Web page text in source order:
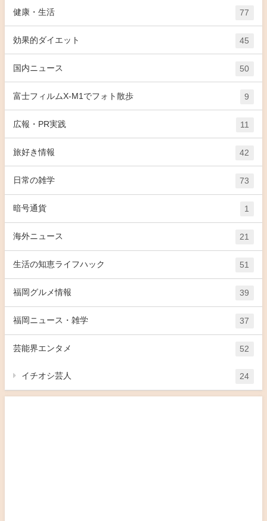
健康・生活 77
効果的ダイエット 45
国内ニュース 50
富士フィルムX-M1でフォト散歩 9
広報・PR実践 11
旅好き情報 42
日常の雑学 73
暗号通貨 1
海外ニュース 21
生活の知恵ライフハック 51
福岡グルメ情報 39
福岡ニュース・雑学 37
芸能界エンタメ 52
イチオシ芸人 24